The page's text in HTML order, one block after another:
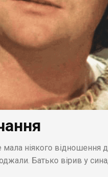
ніякого відношення
Батько вірив у